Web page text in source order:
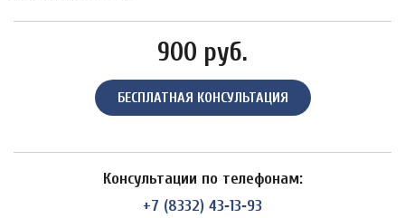
900 руб.
БЕСПЛАТНАЯ КОНСУЛЬТАЦИЯ
Консультации по телефонам:
+7 (8332) 43‑13‑93